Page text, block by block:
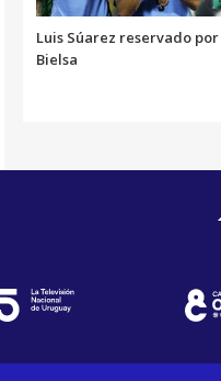
Luis Súarez reservado por
Bielsa